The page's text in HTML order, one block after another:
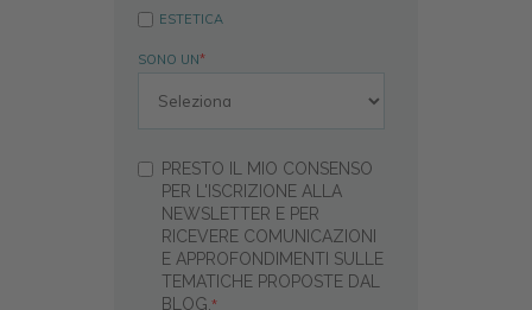
ESTETICA
SONO UN*
PRESTO IL MIO CONSENSO
PER L'ISCRIZIONE ALLA
NEWSLETTER E PER
RICEVERE COMUNICAZIONI
E APPROFONDIMENTI SULLE
TEMATICHE PROPOSTE DAL
BLOG. *